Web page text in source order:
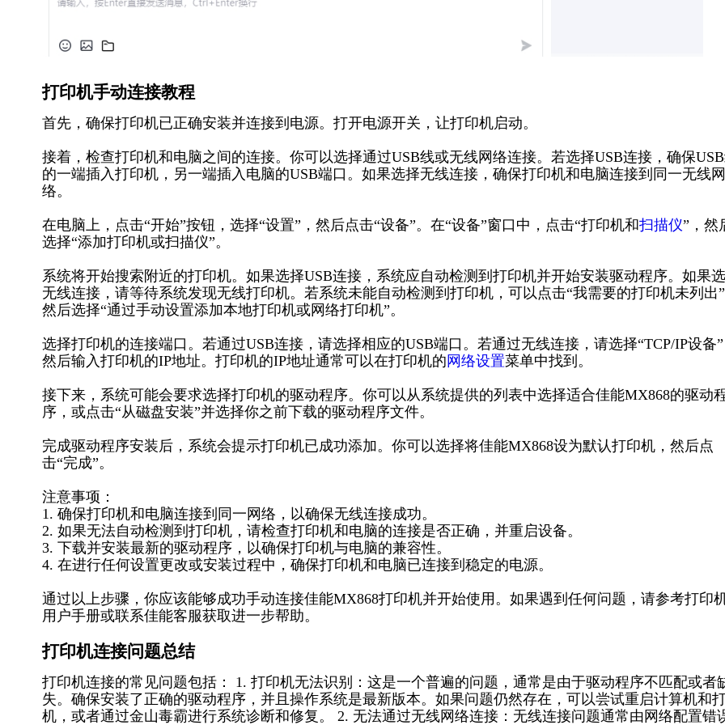
打印机手动连接教程
首先，确保打印机已正确安装并连接到电源。打开电源开关，让打印机启动。
接着，检查打印机和电脑之间的连接。你可以选择通过USB线或无线网络连接。若选择USB连接，确保
的一端插入打印机，另一端插入电脑的USB端口。如果选择无线连接，确保打印机和电脑连接到同一无线网
络。
在电脑上，点击“开始”按钮，选择“设置”，然后点击“设备”。在“设备”窗口中，点击“打印机和扫描仪”，然
选择“添加打印机或扫描仪”。
系统将开始搜索附近的打印机。如果选择USB连接，系统应自动检测到打印机并开始安装驱动程序。如果
无线连接，请等待系统发现无线打印机。若系统未能自动检测到打印机，可以点击“我需要的打印机未列出”
然后选择“通过手动设置添加本地打印机或网络打印机”。
选择打印机的连接端口。若通过USB连接，请选择相应的USB端口。若通过无线连接，请选择“TCP/IP设备”
然后输入打印机的IP地址。打印机的IP地址通常可以在打印机的 网络设置菜单中找到。
接下来，系统可能会要求选择打印机的驱动程序。你可以从系统提供的列表中选择适合佳能MX868的驱动
序，或点击“从磁盘安装”并选择你之前下载的驱动程序文件。
完成驱动程序安装后，系统会提示打印机已成功添加。你可以选择将佳能MX868设为默认打印机，然后点
击“完成”。
注意事项：
1. 确保打印机和电脑连接到同一网络，以确保无线连接成功。
2. 如果无法自动检测到打印机，请检查打印机和电脑的连接是否正确，并重启设备。
3. 下载并安装最新的驱动程序，以确保打印机与电脑的兼容性。
4. 在进行任何设置更改或安装过程中，确保打印机和电脑已连接到稳定的电源。
通过以上步骤，你应该能够成功手动连接佳能MX868打印机并开始使用。如果遇到任何问题，请参考打印
用户手册或联系佳能客服获取进一步帮助。
打印机连接问题总结
打印机连接的常见问题包括： 1. 打印机无法识别：这是一个普遍的问题，通常是由于驱动程序不匹配或者
失。确保安装了正确的驱动程序，并且操作系统是最新版本。如果问题仍然存在，可以尝试重启计算机和
机，或者通过金山毒霸进行系统诊断和修复。 2. 无法通过无线网络连接：无线连接问题通常由网络配置错